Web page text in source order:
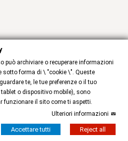
Contattaci
Privacy Policy
può archiviare o recuperare informazioni
sotto forma di \ "cookie \". Queste
te, le tue preferenze o il tuo
o dispositivo mobile), sono
funzionare il sito come ti aspetti.
Ulteriori informazioni
Accettare tutti Reject all